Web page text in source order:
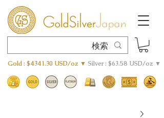
Gold : $4341.30 USD/oz ▼ Silver : $63.58 USD/oz ▼